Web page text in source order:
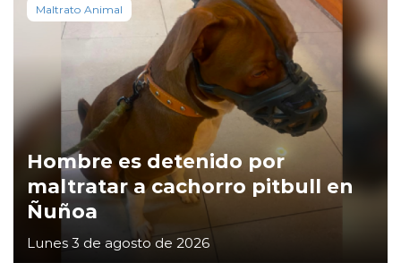
Maltrato Animal
Hombre es detenido por
maltratar a cachorro pitbull en
Ñuñoa
Lunes 3 de agosto de 2026